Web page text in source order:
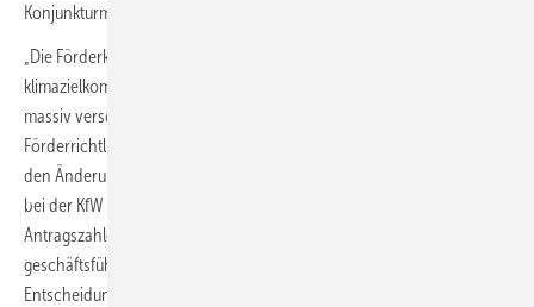
Konjunkturmotor abgewürgt zu werden.
„Die Förderkonditionen, besonders für die eigentlich gewünschten
klimazielkompatiblen Vollsanierungen, wurden bereits diesen Sommer
massiv verschlechtert. Bis auf kleine Änderungen schreiben die neuen
Förderrichtlinien zur BEG diese Fehlentscheidung für 2023 fort. Seit
den Änderungen ist die Zahl der Antragstellungen für Vollsanierungen
bei der KfW massiv zurückgegangen, beim BAFA sind die
Antragszahlen auf ‚Vorkriegsniveau‘“, berichtet Christian Noll,
geschäftsführender Vorstand der Deneff. „Das ist die falschmöglichste
Entscheidung zur falschmöglichsten Zeit. Genau jetzt wäre eine